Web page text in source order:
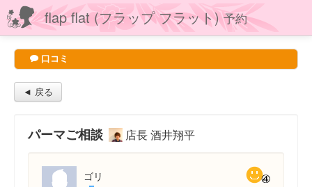
flap flat (フラップ フラット)予約
口コミ
◄ 戻る
パーマご相談 店長 酒井翔平
ゴリ